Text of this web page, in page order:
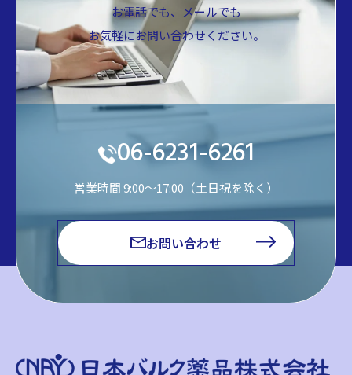
お電話でも、メールでも
お気軽にお問い合わせください。
06-6231-6261
営業時間 9:00～17:00（土日祝を除く）
お問い合わせ